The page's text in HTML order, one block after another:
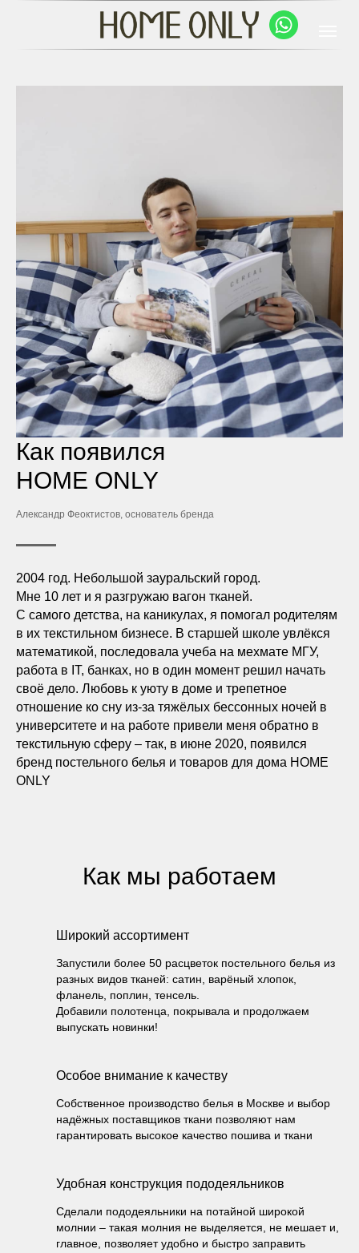
Как появился
HOME ONLY
Александр Феоктистов, основатель бренда
2004 год. Небольшой зауральский город.
Мне 10 лет и я разгружаю вагон тканей.
С самого детства, на каникулах, я помогал родителям
в их текстильном бизнесе. В старшей школе увлёкся
математикой, последовала учеба на мехмате МГУ,
работа в IT, банках, но в один момент решил начать
своё дело. Любовь к уюту в доме и трепетное
отношение ко сну из-за тяжёлых бессонных ночей в
университете и на работе привели меня обратно в
текстильную сферу – так, в июне 2020, появился
бренд постельного белья и товаров для дома HOME
ONLY
Как мы работаем
Широкий ассортимент
Запустили более 50 расцветок постельного белья из
разных видов тканей: сатин, варёный хлопок,
фланель, поплин, тенсель.
Добавили полотенца, покрывала и продолжаем
выпускать новинки!
Особое внимание к качеству
Собственное производство белья в Москве и выбор
надёжных поставщиков ткани позволяют нам
гарантировать высокое качество пошива и ткани
Удобная конструкция пододеяльников
Сделали пододеяльники на потайной широкой
молнии – такая молния не выделяется, не мешает и,
главное, позволяет удобно и быстро заправить